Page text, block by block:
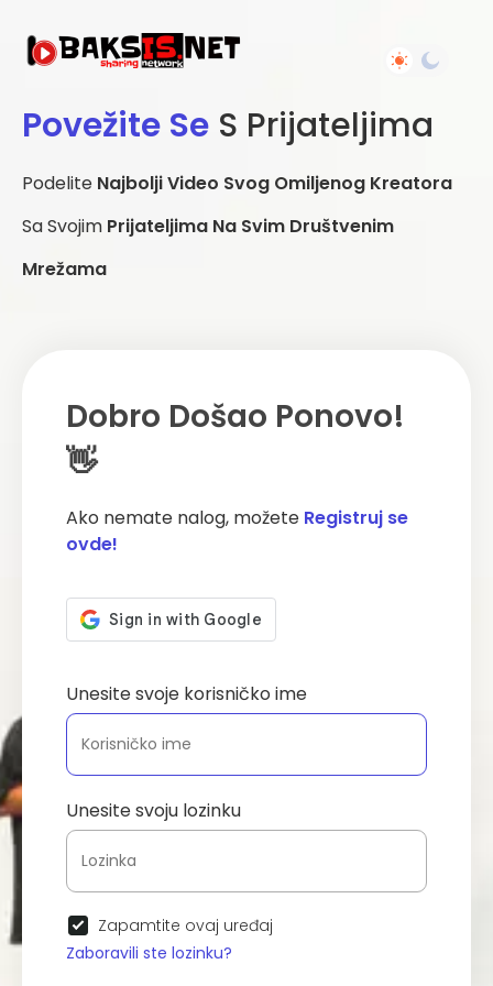
Povežite Se S Prijateljima
Podelite Najbolji Video Svog Omiljenog Kreatora
Sa Svojim Prijateljima Na Svim Društvenim
Mrežama
Dobro Došao Ponovo!
👋
Ako nemate nalog, možete Registruj se
ovde!
Unesite svoje korisničko ime
Unesite svoju lozinku
Zapamtite ovaj uređaj
Zaboravili ste lozinku?